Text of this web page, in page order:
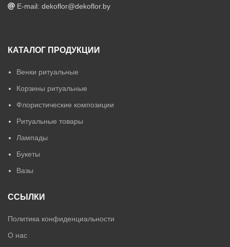
E-mail: dekoflor@dekoflor.by
КАТАЛОГ ПРОДУКЦИИ
Венки ритуальные
Корзины ритуальные
Флористические композиции
Ритуальные товары
Лампады
Букеты
Вазы
ССЫЛКИ
Политика конфиденциальности
О нас